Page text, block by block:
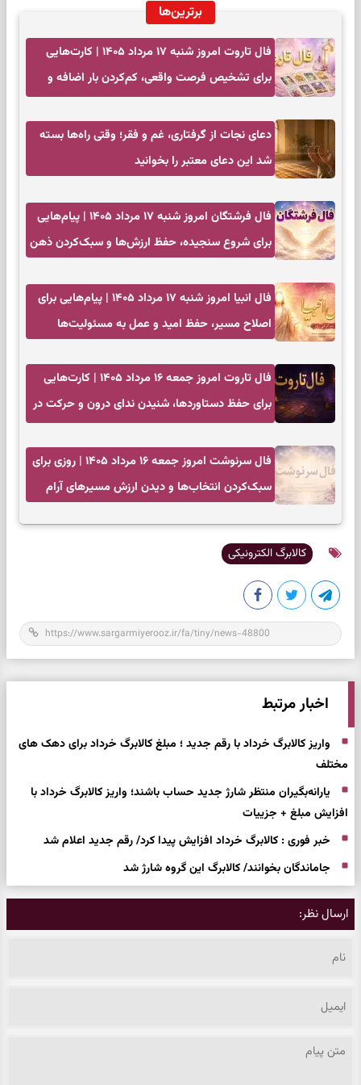
برترین‌ها
فال تاروت امروز شنبه ۱۷ مرداد ۱۴۰۵ | کارت‌هایی
برای تشخیص فرصت واقعی، کم‌کردن بار اضافه و
دعای نجات از گرفتاری، غم و فقر؛ وقتی راه‌ها بسته
شد این دعای معتبر را بخوانید
فال فرشتگان امروز شنبه ۱۷ مرداد ۱۴۰۵ | پیام‌هایی
برای شروع سنجیده، حفظ ارزش‌ها و سبک‌کردن ذهن
فال انبیا امروز شنبه ۱۷ مرداد ۱۴۰۵ | پیام‌هایی برای
اصلاح مسیر، حفظ امید و عمل به مسئولیت‌ها
فال تاروت امروز جمعه ۱۶ مرداد ۱۴۰۵ | کارت‌هایی
برای حفظ دستاوردها، شنیدن ندای درون و حرکت در
فال سرنوشت امروز جمعه ۱۶ مرداد ۱۴۰۵ | روزی برای
سبک‌کردن انتخاب‌ها و دیدن ارزش مسیرهای آرام
کالابرگ الکترونیکی
اخبار مرتبط
واریز کالابرگ خرداد با رقم جدید ؛ مبلغ کالابرگ خرداد برای دهک های
مختلف
یارانه‌بگیران منتظر شارژ جدید حساب باشند؛ واریز کالابرگ خرداد با
افزایش مبلغ + جزییات
خبر فوری : کالابرگ خرداد افزایش پیدا کرد/ رقم جدید اعلام شد
جاماندگان بخوانند/ کالابرگ این گروه شارژ شد
ارسال نظر: